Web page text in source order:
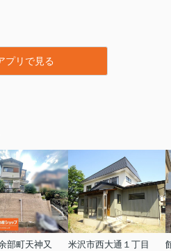
プリで見る
部町天神又
米沢市西大通１丁目